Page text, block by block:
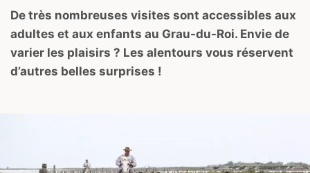
De très nombreuses visites sont accessibles aux
adultes et aux enfants au Grau-du-Roi. Envie de
varier les plaisirs ? Les alentours vous réservent
d’autres belles surprises !